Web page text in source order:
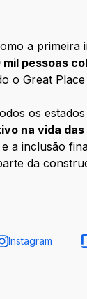
a
mil pessoas
o Great
os
na vida das
a inclusão
da
Instagram